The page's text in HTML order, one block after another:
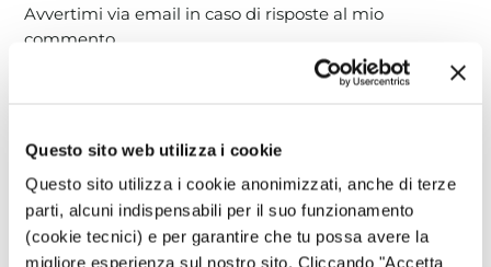
Questo sito web utilizza i cookie
Questo sito utilizza i cookie anonimizzati, anche di terze
parti, alcuni indispensabili per il suo funzionamento
(cookie tecnici) e per garantire che tu possa avere la
migliore esperienza sul nostro sito. Cliccando "Accetta
Avvertimi via email in caso di risposte al mio
commento.